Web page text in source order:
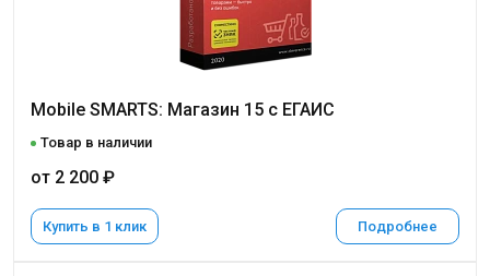
Mobile SMARTS: Магазин 15 с ЕГАИС
Товар в наличии
от 2 200 ₽
Купить в 1 клик Подробнее